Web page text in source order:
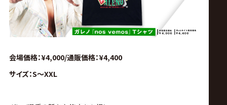
会場価格：¥4,000/通販価格：¥4,400
サイズ：S〜XXL